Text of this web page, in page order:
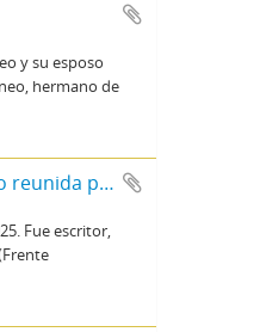
y su esposo
hermano de
Fondo Haroldo Conti, documentación de y sobre el escritor desaparecido reunida por sus hijes
Fue escritor,